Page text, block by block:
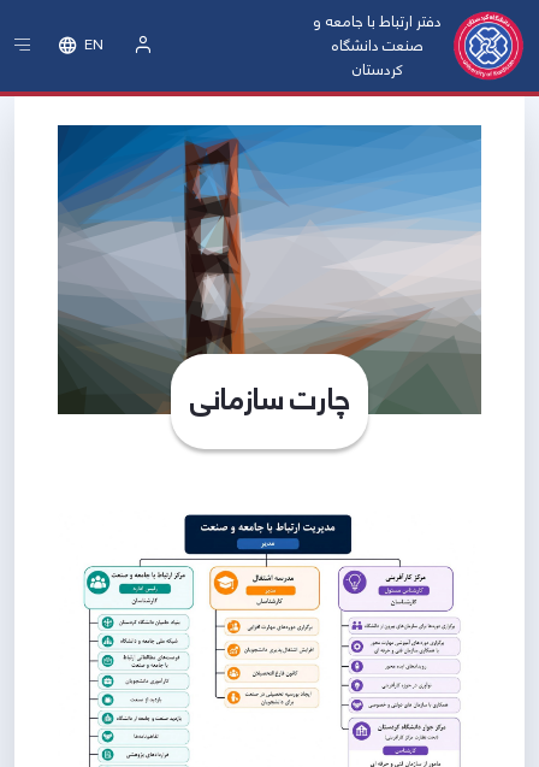
دفتر ارتباط با جامعه و
صنعت دانشگاه
کردستان
EN
چارت سازمانی